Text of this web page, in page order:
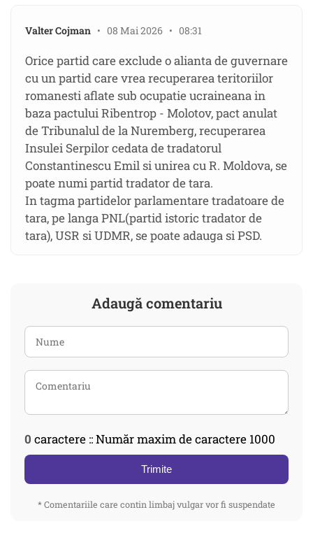
Valter Cojman • 08 Mai 2026 • 08:31
Orice partid care exclude o alianta de guvernare
cu un partid care vrea recuperarea teritoriilor
romanesti aflate sub ocupatie ucraineana in
baza pactului Ribentrop - Molotov, pact anulat
de Tribunalul de la Nuremberg, recuperarea
Insulei Serpilor cedata de tradatorul
Constantinescu Emil si unirea cu R. Moldova, se
poate numi partid tradator de tara.
In tagma partidelor parlamentare tradatoare de
tara, pe langa PNL(partid istoric tradator de
tara), USR si UDMR, se poate adauga si PSD.
Adaugă comentariu
0 caractere :: Număr maxim de caractere 1000
Trimite
* Comentariile care contin limbaj vulgar vor fi suspendate